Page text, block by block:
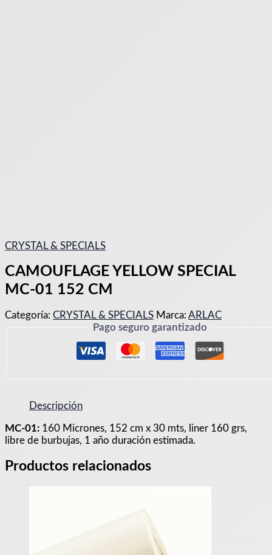
CRYSTAL & SPECIALS
CAMOUFLAGE YELLOW SPECIAL
MC-01 152 CM
Categoría: CRYSTAL & SPECIALS Marca: ARLAC
Pago seguro garantizado
Descripción
MC-01: 160 Micrones, 152 cm x 30 mts, liner 160 grs,
libre de burbujas, 1 año duración estimada.
Productos relacionados